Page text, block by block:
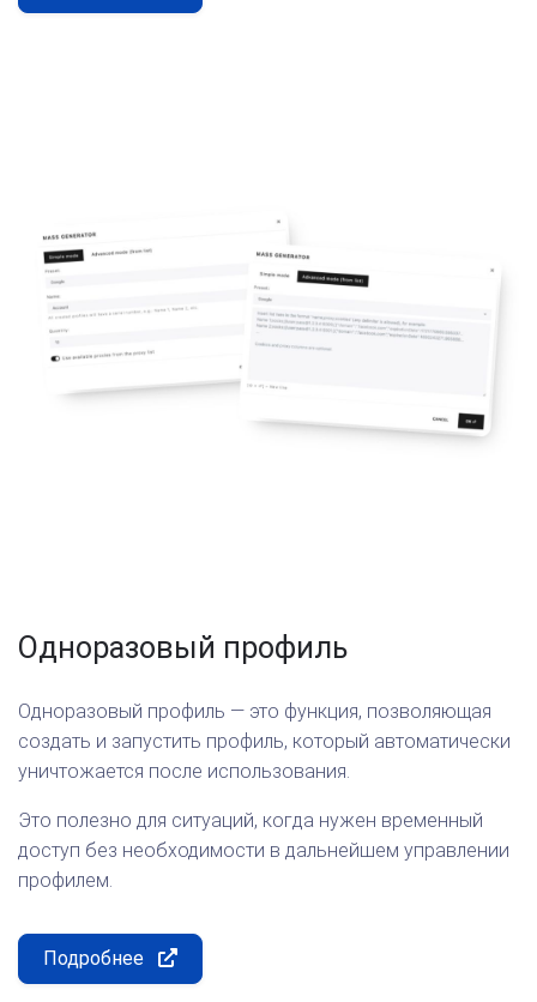
Одноразовый профиль
Одноразовый профиль — это функция, позволяющая
создать и запустить профиль, который автоматически
уничтожается после использования.
Это полезно для ситуаций, когда нужен временный
доступ без необходимости в дальнейшем управлении
профилем.
Подробнее